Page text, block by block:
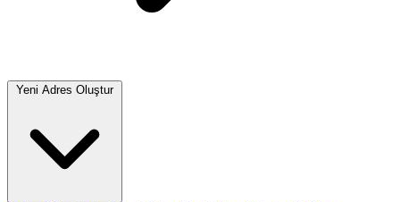
Yeni Adres Oluştur